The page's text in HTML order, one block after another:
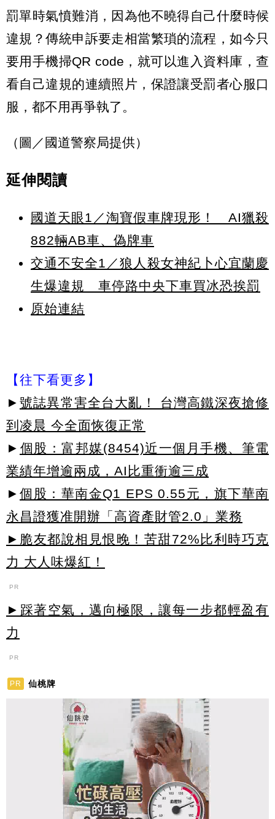
罰單時氣憤難消，因為他不曉得自己什麼時候
違規？傳統申訴要走相當繁瑣的流程，如今只
要用手機掃QR code，就可以進入資料庫，查
看自己違規的連續照片，保證讓受罰者心服口
服，都不用再爭執了。
（圖／國道警察局提供）
延伸閱讀
國道天眼1／淘寶假車牌現形！ AI獵殺
882輛AB車、偽牌車
交通不安全1／狼人殺女神紀卜心宜蘭慶
生爆違規 車停路中央下車買冰恐挨罰
原始連結
【往下看更多】
► 號誌異常害全台大亂！ 台灣高鐵深夜搶修
到凌晨 今全面恢復正常
► 個股：富邦媒(8454)近一個月手機、筆電
業績年增逾兩成，AI比重衝逾三成
► 個股：華南金Q1 EPS 0.55元，旗下華南
永昌證獲准開辦「高資產財管2.0」業務
►脆友都說相見恨晚！苦甜72%比利時巧克
力 大人味爆紅！
PR
►踩著空氣，邁向極限，讓每一步都輕盈有
力
PR
PR 仙桃牌